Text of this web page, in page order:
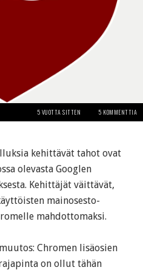
5 VUOTTA SITTEN 5 KOMMENTTIA
kehittävät tahot ovat
olevasta Googlen
Kehittäjät väittävät,
mainosesto-
mahdottomaksi.
Chromen lisäosien
on ollut tähän